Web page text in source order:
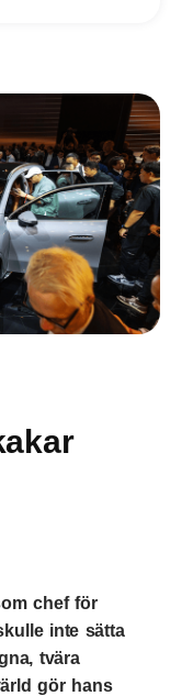
chef för
inte sätta
tvära
gör hans